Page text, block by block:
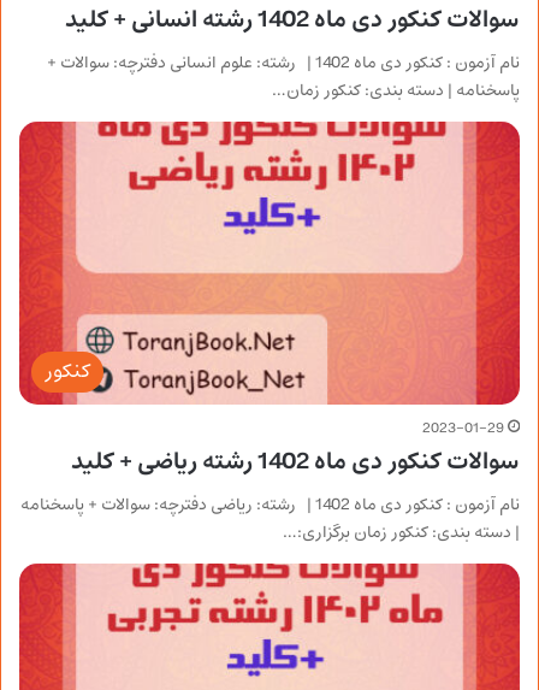
سوالات کنکور دی ماه 1402 رشته انسانی + کلید
نام آزمون : کنکور دی ماه 1402 | رشته: علوم انسانی دفترچه: سوالات +
پاسخنامه | دسته بندی: کنکور زمان…
کنکور
2023-01-29
سوالات کنکور دی ماه 1402 رشته ریاضی + کلید
نام آزمون : کنکور دی ماه 1402 | رشته: ریاضی دفترچه: سوالات + پاسخنامه
| دسته بندی: کنکور زمان برگزاری:…